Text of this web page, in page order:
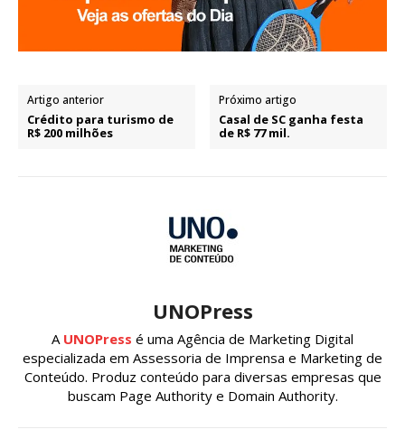
Artigo anterior
Crédito para turismo de
R$ 200 milhões
Próximo artigo
Casal de SC ganha festa
de R$ 77 mil.
UNOPress
A UNOPress é uma Agência de Marketing Digital
especializada em Assessoria de Imprensa e Marketing de
Conteúdo. Produz conteúdo para diversas empresas que
buscam Page Authority e Domain Authority.